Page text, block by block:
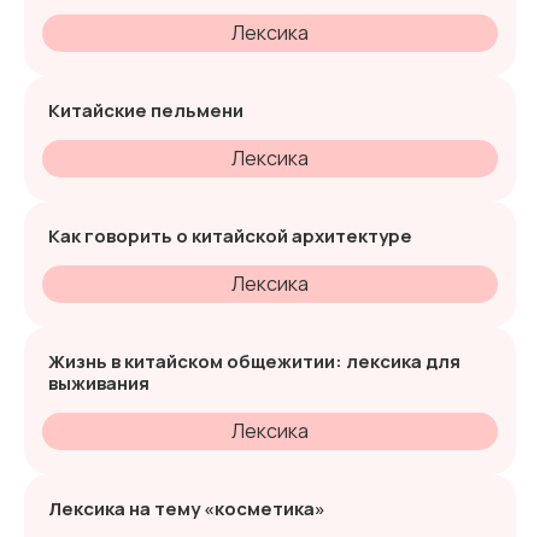
Лексика
Китайские пельмени
Лексика
Как говорить о китайской архитектуре
Лексика
Жизнь в китайском общежитии: лексика для
выживания
Лексика
Лексика на тему «косметика»